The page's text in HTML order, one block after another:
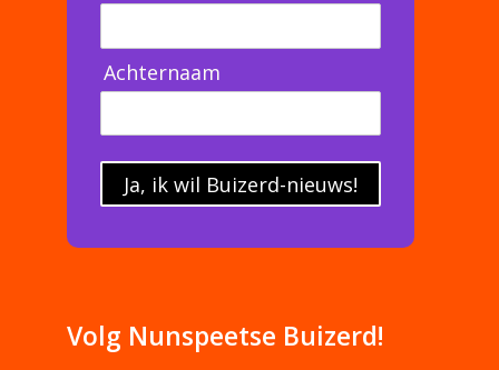
Achternaam
Ja, ik wil Buizerd-nieuws!
Volg Nunspeetse Buizerd!